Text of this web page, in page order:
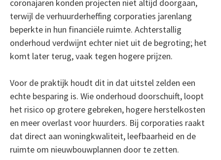
coronajaren konden projecten niet altijd doorgaan,
terwijl de verhuurderheffing corporaties jarenlang
beperkte in hun financiële ruimte. Achterstallig
onderhoud verdwijnt echter niet uit de begroting; het
komt later terug, vaak tegen hogere prijzen.
Voor de praktijk houdt dit in dat uitstel zelden een
echte besparing is. Wie onderhoud doorschuift, loopt
het risico op grotere gebreken, hogere herstelkosten
en meer overlast voor huurders. Bij corporaties raakt
dat direct aan woningkwaliteit, leefbaarheid en de
ruimte om nieuwbouwplannen door te zetten.